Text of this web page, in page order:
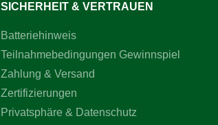
SICHERHEIT & VERTRAUEN
Batteriehinweis
Teilnahmebedingungen Gewinnspiel
Zahlung & Versand
Zertifizierungen
Privatsphäre & Datenschutz